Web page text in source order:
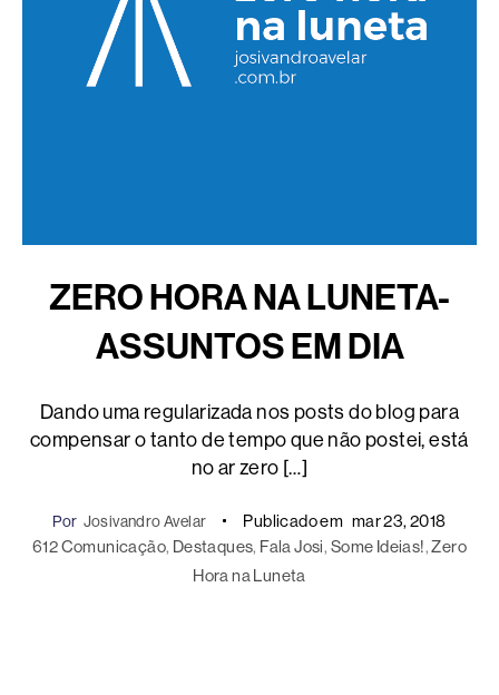
ZERO HORA NA LUNETA-
ASSUNTOS EM DIA
Dando uma regularizada nos posts do blog para
compensar o tanto de tempo que não postei, está
no ar zero […]
Por Josivandro Avelar Publicado em mar 23, 2018
612 Comunicação, Destaques, Fala Josi, Some Ideias!, Zero
Hora na Luneta